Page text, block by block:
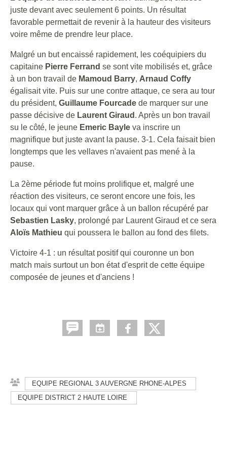
juste devant avec seulement 6 points. Un résultat
favorable permettait de revenir à la hauteur des visiteurs
voire même de prendre leur place.
Malgré un but encaissé rapidement, les coéquipiers du
capitaine Pierre Ferrand se sont vite mobilisés et, grâce
à un bon travail de Mamoud Barry, Arnaud Coffy
égalisait vite. Puis sur une contre attaque, ce sera au tour
du président, Guillaume Fourcade de marquer sur une
passe décisive de Laurent Giraud . Après un bon travail
su le côté, le jeune Emeric Bayle va inscrire un
magnifique but juste avant la pause. 3-1. Cela faisait bien
longtemps que les vellaves n'avaient pas mené à la
pause.
La 2ème période fut moins prolifique et, malgré une
réaction des visiteurs, ce seront encore une fois, les
locaux qui vont marquer grâce à un ballon récupéré par
Sebastien Lasky, prolongé par Laurent Giraud et ce sera
Aloïs Mathieu qui poussera le ballon au fond des filets.
Victoire 4-1 : un résultat positif qui couronne un bon
match mais surtout un bon état d'esprit de cette équipe
composée de jeunes et d'anciens !
EQUIPE REGIONAL 3 AUVERGNE RHONE-ALPES
EQUIPE DISTRICT 2 HAUTE LOIRE